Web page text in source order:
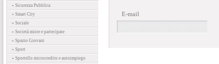
» Sicurezza Pubblica
» Smart City
» Sociale
» Società miste e partecipate
» Spazio Giovani
» Sport
» Sportello microcredito e autoimpiego
E-mail